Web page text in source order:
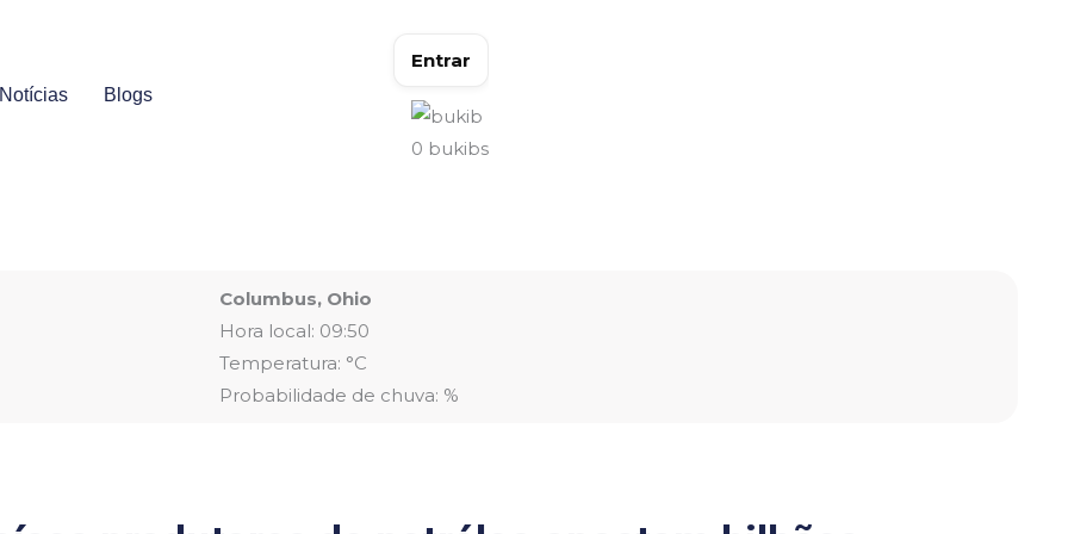
Notícias Blogs
Entrar
0 bukibs
Columbus, Ohio
Hora local: 09:50
Temperatura: °C
Probabilidade de chuva: %